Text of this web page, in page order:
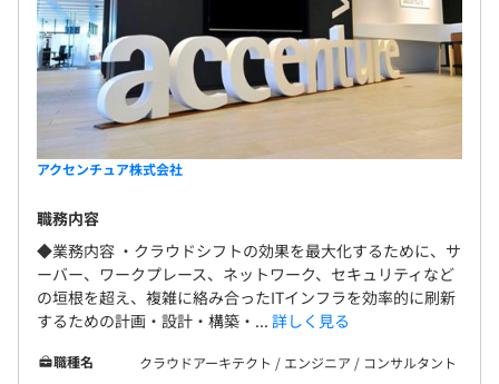
アクセンチュア株式会社
職務内容
◆業務内容 ・クラウドシフトの効果を最大化するために、サ
ーバー、ワークプレース、ネットワーク、セキュリティなど
の垣根を超え、複雑に絡み合ったITインフラを効率的に刷新
するための計画・設計・構築・... 詳しく見る
職種名 クラウドアーキテクト / エンジニア / コンサルタント